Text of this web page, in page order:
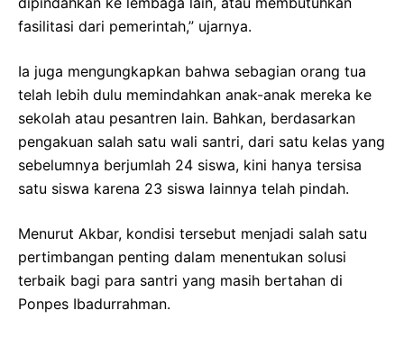
fasilitasi dari pemerintah,” ujarnya.
Ia juga mengungkapkan bahwa sebagian orang tua
telah lebih dulu memindahkan anak-anak mereka ke
sekolah atau pesantren lain. Bahkan, berdasarkan
pengakuan salah satu wali santri, dari satu kelas yang
sebelumnya berjumlah 24 siswa, kini hanya tersisa
satu siswa karena 23 siswa lainnya telah pindah.
Menurut Akbar, kondisi tersebut menjadi salah satu
pertimbangan penting dalam menentukan solusi
terbaik bagi para santri yang masih bertahan di
Ponpes Ibadurrahman.